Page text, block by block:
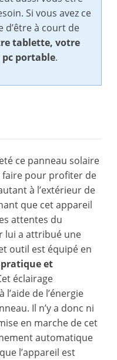
Si vous avez ce
d’être à court de
tablette, votre
portable.
ce panneau solaire
faire pour profiter de
à l’extérieur de
que cet appareil
attentes du
lui a attribué une
outil est équipé en
et
éclairage
de l’énergie
Il n’y a donc ni
en marche de cet
automatique
l’appareil est